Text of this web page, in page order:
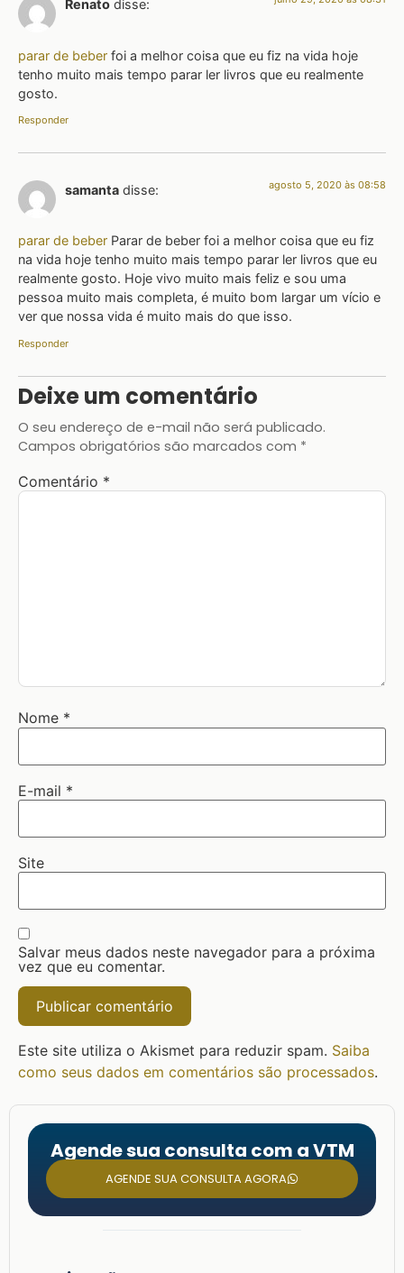
Renato disse:
parar de beber foi a melhor coisa que eu fiz na vida hoje
tenho muito mais tempo parar ler livros que eu realmente
gosto.
Responder
samanta disse: agosto 5, 2020 às 08:58
parar de beber Parar de beber foi a melhor coisa que eu fiz
na vida hoje tenho muito mais tempo parar ler livros que eu
realmente gosto. Hoje vivo muito mais feliz e sou uma
pessoa muito mais completa, é muito bom largar um vício e
ver que nossa vida é muito mais do que isso.
Responder
Deixe um comentário
O seu endereço de e-mail não será publicado.
Campos obrigatórios são marcados com *
Comentário *
Nome *
E-mail *
Site
Salvar meus dados neste navegador para a próxima
vez que eu comentar.
Este site utiliza o Akismet para reduzir spam. Saiba
como seus dados em comentários são processados.
Agende sua consulta com a VTM
AGENDE SUA CONSULTA AGORA